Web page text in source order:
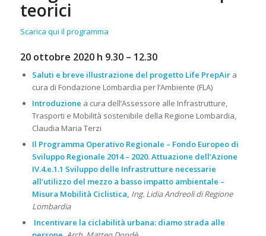
teorici
Scarica qui il programma
20 ottobre 2020 h 9.30 – 12.30
Saluti e breve illustrazione del progetto Life PrepAira
cura di Fondazione Lombardia per l’Ambiente (FLA)
Introduzione a cura dell’Assessore alle Infrastrutture,
Trasporti e Mobilità sostenibile della Regione Lombardia,
Claudia Maria Terzi
Il Programma Operativo Regionale – Fondo Europeo di
Sviluppo Regionale 2014 – 2020. Attuazione dell’Azione
IV.4.e.1.1 Sviluppo delle Infrastrutture necessarie
all’utilizzo del mezzo a basso impatto ambientale –
Misura Mobilità Ciclistica, Ing. Lidia Andreoli di Regione
Lombardia
Incentivare la ciclabilità urbana: diamo strada alle